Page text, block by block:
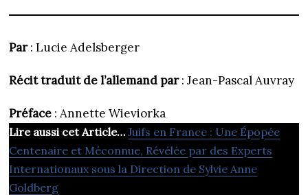
Par: Lucie Adelsberger
Récit traduit de l’allemand par: Jean-Pascal Auvray
Préface : Annette Wieviorka
Lire aussi cet Article… Juifs en France : Une Épopée
Centenaire et Méconnue, Révélée par des Experts
Internationaux sous la Direction de Sylvie Anne
Goldberg